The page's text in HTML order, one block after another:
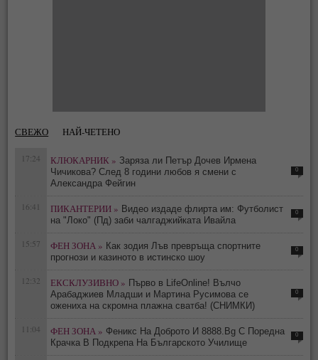
СВЕЖО НАЙ-ЧЕТЕНО
17:24 КЛЮКАРНИК » Заряза ли Петър Дочев Ирмена
Чичикова? След 8 години любов я смени с
Александра Фейгин
0
16:41 ПИКАНТЕРИИ » Видео издаде флирта им: Футболист
на "Локо" (Пд) заби чалгаджийката Ивайла
0
15:57 ФЕН ЗОНА » Как зодия Лъв превръща спортните
прогнози и казиното в истинско шоу
0
12:32 ЕКСКЛУЗИВНО » Първо в LifeOnline! Вълчо
Арабаджиев Младши и Мартина Русимова сe
oжениха на скромна плажна сватба! (СНИМКИ)
0
11:04 ФЕН ЗОНА » Феникс На Доброто И 8888.Bg С Поредна
Крачка В Подкрепа На Българското Училище
0